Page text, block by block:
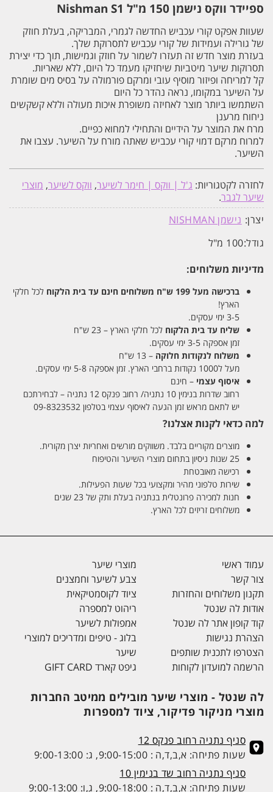
S1
ספיידר ווקס נישמן 150 מ"ל Nishman S1
שעוות אפקט קורי עכביש החדשה לגמרי, המבריקה, בעלת חוזק
של גורילה ועמידות של קורי עכביש לתסרוקת שלך.
בעזרת מוצר חדש זה תעזרו לשמור על חוזק וגמישות, תוך כדי יצירת
תסרוקות שיער מיטביות שיחזיקו מעמד כל היום, ללא שאריות.
קל למריחה ופיזור מוסיף עובי ומרקם פורמולה על בסיס מים שומרת
על השיער במקומו, נראה נהדר כל היום
השתמשו ביותר מוצר לאחיזה משופרת איכות מעולה וללא קשקשים
ניחוח מרענן
מרח את המוצר על הידיים והתחילי למחוא כפיים.
למרוח מרקם דמוי קורי עכביש שאתה מורח על השיער. עצבו את
השיער.
לחזרה לקטגוריות: ג'ל | ווקס | חימר לשיער, ווקס לשיער, מוצרי
שיער לגבר.
יצרן: נישמן NISHMAN
גודל:100 מ"ל
מדיניות משלוחים:
ברכישה מעל 199 ש"ח משלוחים חינם עד בית הלקוח לכל חלקי
הארץ!
3-5 ימי עסקים.
שליח עד בית הלקוח לכל חלקי הארץ – 23 ש"ח
זמן אספקה 3-5 ימי עסקים.
משלוח לנקודות חלוקה – 13 ש"ח
מעל ל1000 נקודות ברחבי הארץ. זמן אספקה 5-8 ימי עסקים.
איסוף עצמי – חינם
רחוב שדרות בנימין 10 נתניה/ רחוב פנקס 12 נתניה – לבחירתכם
יש לתאם מראש זמן הגעה לאיסוף עצמי בטלפון 09-8323532
למה כדאי לקנות אצלנו?
מוצרים מקוריים בלבד. משווקים מורשים ואחריות יצרן מקורית.
25 שנות ניסיון בתחום מוצרי השיער והטיפוח
רכישה מאובטחת
שירות טלפוני מהיר ומקצועי בכל שעות הפעילות.
חנות למכירה פרונטלית בנתניה בעלת ותק של 23 שנים
משלוחים זריזים לכל הארץ.
עמוד ראשי
צור קשר
תקנון משלוחים והחזרות
אודות לה שנטל
קוד קופון אתר לה שנטל
הצהרת נגישות
הצטרפו לתכנית שותפים
הרשמה למועדון לקוחות
מוצרי שיער
צבע לשיער וחמצנים
ציוד לקוסמטיקאית
ריהוט למספרה
אמפולות לשיער
בלוג - טיפים ומדריכים למוצרי
שיער
גיפט קארד GIFT CARD
לה שנטל - מוצרי שיער מובילים ממיטב החברות
מוצרי מניקור פדיקור, ציוד למספרות
סניף נתניה רחוב פנקס 12
שעות פתיחה: א,ב,ד,ה : 9:00-15:00, ג: 9:00-13:00
סניף נתניה רחוב שד בנימין 10
שעות פתיחה: א,ב,ד,ה : 9:00-18:00, ג,ו: 9:00-13:00